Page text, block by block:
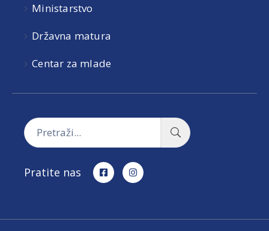
Ministarstvo
Državna matura
Centar za mlade
Pratite nas